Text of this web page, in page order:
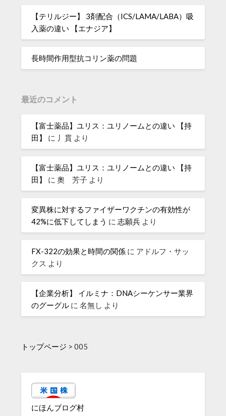
【テリルジー】 3剤配合（ICS/LAMA/LABA）吸
入薬の違い 【エナジア】
長時間作用型抗コリン薬の問題
最近のコメント
【富士薬品】ユリス：ユリノームとの違い 【持
田】
に 丿貫 より
【富士薬品】ユリス：ユリノームとの違い 【持
田】
に奧 芳子 より
変異株に対するファイザーワクチンの有効性が
42%に低下してしまう に志願兵 より
FX-322の効果と時間の関係 に アドルフ・サッ
クス より
【企業分析】 イルミナ：DNAシーケンサー業界
のグーグル に名無し より
トップページ >005
にほんブログ村